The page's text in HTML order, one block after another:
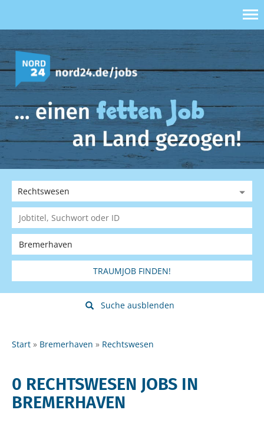
TRAUMJOB FINDEN!
Suche ausblenden
Start Bremerhaven Rechtswesen
0 RECHTSWESEN JOBS IN
BREMERHAVEN